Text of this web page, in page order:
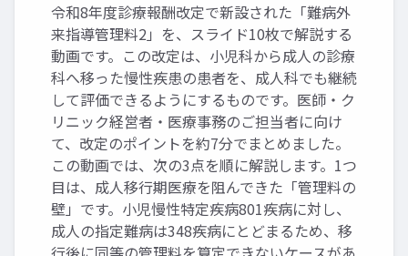
令和8年度診療報酬改定で新設された「難病外
来指導管理料2」を、スライド10枚で解説する
動画です。この改定は、小児科から成人の診療
科へ移った慢性疾患の患者を、成人科でも継続
して評価できるようにするものです。医師・ク
リニック経営者・医療事務のご担当者に向け
て、改定のポイントを約7分でまとめました。
この動画では、次の3点を順に解説します。1つ
目は、成人移行期医療を阻んできた「管理料の
壁」です。小児慢性特定疾病801疾病に対し、
成人の指定難病は348疾病にとどまるため、移